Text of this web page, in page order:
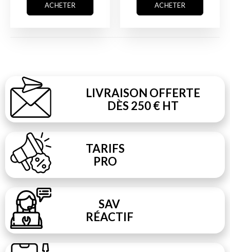
ACHETER ACHETER
LIVRAISON OFFERTE
DÈS 250 € HT
TARIFS
PRO
SAV
RÉACTIF